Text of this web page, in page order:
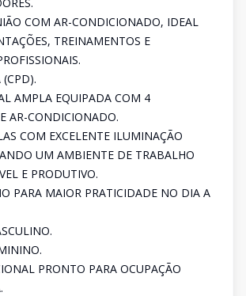
COM AR-CONDICIONADO, IDEAL
TREINAMENTOS E
(CPD).
AMPLA EQUIPADA COM 4
AR-CONDICIONADO.
COM EXCELENTE ILUMINAÇÃO
UM AMBIENTE DE TRABALHO
E PRODUTIVO.
PARA MAIOR PRATICIDADE NO DIA A
PRONTO PARA OCUPAÇÃO